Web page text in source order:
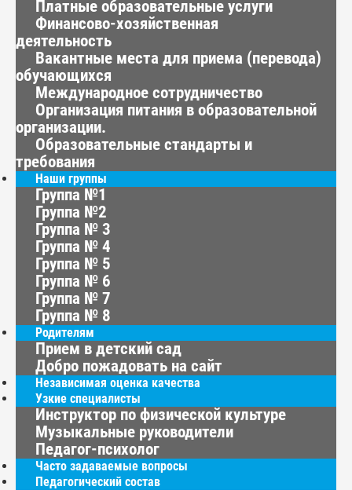
Платные образовательные услуги
Финансово-хозяйственная
деятельность
Вакантные места для приема (перевода)
обучающихся
Международное сотрудничество
Организация питания в образовательной
организации.
Образовательные стандарты и
требования
Наши группы
Группа №1
Группа №2
Группа № 3
Группа № 4
Группа № 5
Группа № 6
Группа № 7
Группа № 8
Родителям
Прием в детский сад
Добро пожадовать на сайт
Независимая оценка качества
Узкие специалисты
Инструктор по физической культуре
Музыкальные руководители
Педагог-психолог
Часто задаваемые вопросы
Педагогический состав